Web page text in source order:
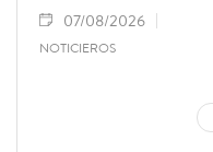
07/08/2026
NOTICIEROS